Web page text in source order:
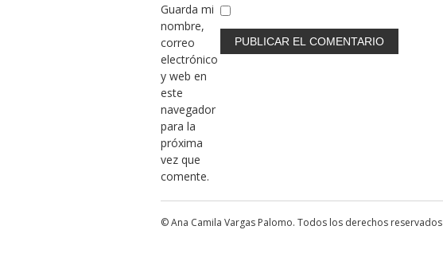
Guarda mi
nombre,
correo
electrónico
y web en
este
navegador
para la
próxima
vez que
comente.
© Ana Camila Vargas Palomo. Todos los derechos reservados